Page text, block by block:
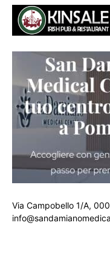
Via Campobello 1/A,